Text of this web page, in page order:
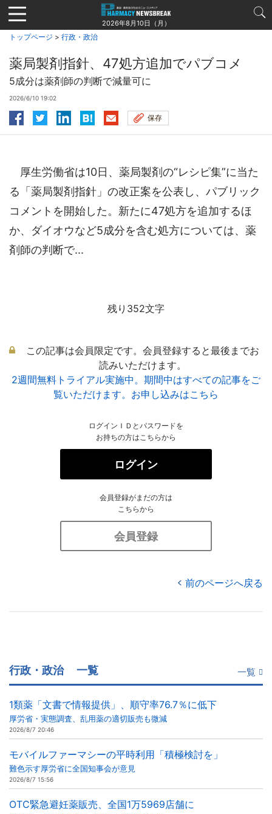
Jump
to
navigation
2026年8月10日（月）
トップページ > 行政・政治
薬局製剤指針、47処方追加でパブコメ
5成分は薬剤師の判断で減量可に
2026/6/10 19:02
保存
厚生労働省は10日、薬局製剤の“レシピ集”に当た
る「薬局製剤指針」の改正案を公表し、パブリック
コメントを開始した。新たに47処方を追加するほ
か、ダイオウなど5成分を含む処方については、薬
剤師の判断で...
残り352文字
この記事は会員限定です。会員登録すると最後までお
読みいただけます。
2週間無料トライアル実施中。期間中はすべての記事をご
覧いただけます。お申し込みはこちら
ログインＩＤとパスワードを
お持ちの方はこちらから
ログイン
会員登録がまだの方は
こちらから
会員登録
前のページへ戻る
行政・政治 一覧 一覧
1類薬「文書で情報提供」、順守率76.7％に低下
厚労省・実態調査、乱用薬の適切販売も微減
2026/8/7 20:46
モバイルファーマシーの平時利用「積極検討を」
難色示す厚労省に全国知事会が意見
2026/8/7 15:56
OTC緊急避妊薬販売、全国1万5969店舗に